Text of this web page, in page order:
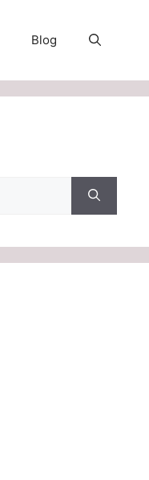
Blog